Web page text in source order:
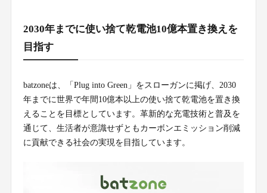
2030年までに使い捨て乾電池10億本置き換えを
目指す
batzoneは、「Plug into Green」をスローガンに掲げ、2030
年までに世界で年間10億本以上の使い捨て乾電池を置き換
えることを目標としています。革新的な充電技術と普及を
通じて、生活者が意識せずともカーボンエミッション削減
に貢献できる社会の実現を目指しています。